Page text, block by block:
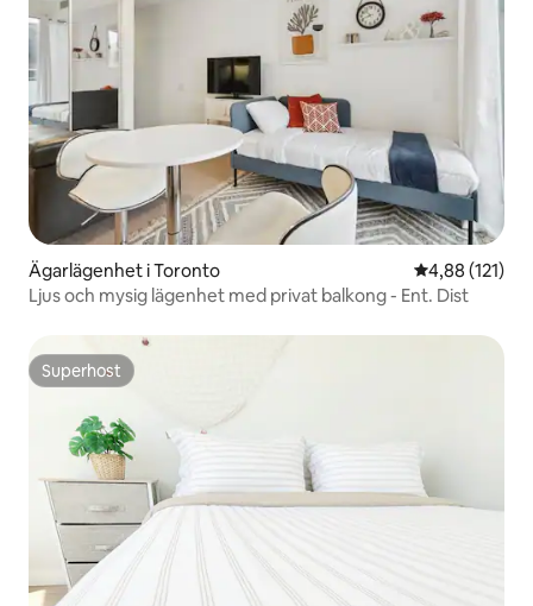
Ägarlägenhet i Toronto 4,88 av 5 i
4,88 (121)
Ljus och mysig lägenhet med privat balkong - Ent. Dist
Superhost
Superhost